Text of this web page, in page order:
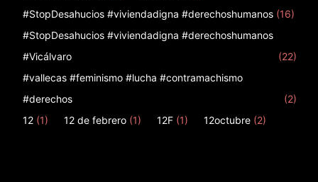
#StopDesahucios #viviendadigna #derechoshumanos (16)
#StopDesahucios #viviendadigna #derechoshumanos
#Vicálvaro
(22)
#vallecas #feminismo #lucha #contramachismo
#derechos
(2)
12 (1) 12 de febrero (1) 12F (1) 12octubre (2)